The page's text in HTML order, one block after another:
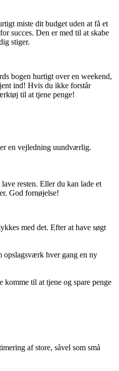
miste dit budget uden at få et
succes. Den er med til at skabe
stiger.
bogen hurtigt over en weekend,
ind! Hvis du ikke forstår
til at tjene penge!
en vejledning uundværlig.
resten. Eller du kan lade et
God fornøjelse!
med det. Efter at have søgt
opslagsværk hver gang en ny
til at tjene og spare penge
af store, såvel som små